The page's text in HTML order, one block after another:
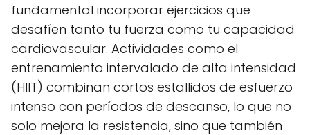
fundamental incorporar ejercicios que
desafíen tanto tu fuerza como tu capacidad
cardiovascular. Actividades como el
entrenamiento intervalado de alta intensidad
(HIIT) combinan cortos estallidos de esfuerzo
intenso con períodos de descanso, lo que no
solo mejora la resistencia, sino que también